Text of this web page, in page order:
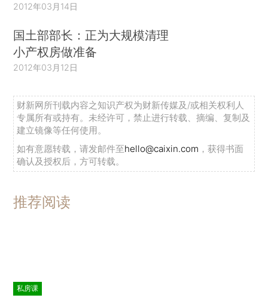
2012年03月14日
国土部部长：正为大规模清理
小产权房做准备
2012年03月12日
财新网所刊载内容之知识产权为财新传媒及/或相关权利人
专属所有或持有。未经许可，禁止进行转载、摘编、复制及
建立镜像等任何使用。
如有意愿转载，请发邮件至hello@caixin.com ，获得书面
确认及授权后，方可转载。
推荐阅读
私房课